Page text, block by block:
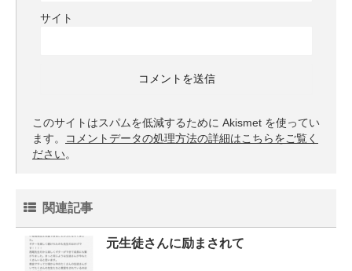
サイト
このサイトはスパムを低減するために Akismet を使ってい
ます。
コメントデータの処理方法の詳細はこちらをご覧く
ださい。
関連記事
元生徒さんに励まされて